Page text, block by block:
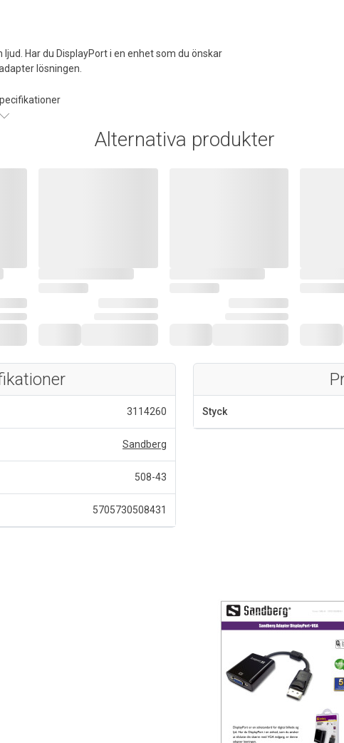
Har du DisplayPort i en enhet som du önskar
lösningen.
Alternativa produkter
3114260
Sandberg
508-43
5705730508431
Styck